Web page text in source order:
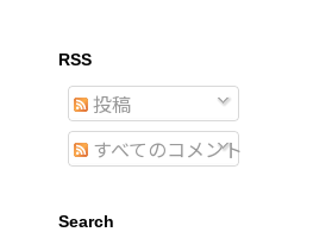
RSS
投稿
すべてのコメント
Search